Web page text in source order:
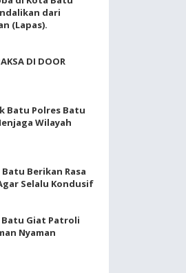
dari
(Lapas).
DI DOOR
Batu Polres Batu
Wilayah
Berikan Rasa
Selalu Kondusif
Giat Patroli
Nyaman